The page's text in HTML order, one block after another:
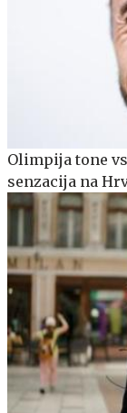
Olimpija tone
senzacija na